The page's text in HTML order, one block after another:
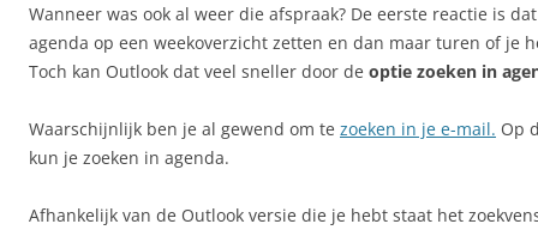
Wanneer was ook al weer die afspraak? De eerste reactie is
agenda op een weekoverzicht zetten en dan maar turen of je
Toch kan Outlook dat veel sneller door de optie zoeken in
Waarschijnlijk ben je al gewend om te zoeken in je e-mail. Op
kun je zoeken in agenda.
Afhankelijk van de Outlook versie die je hebt staat het